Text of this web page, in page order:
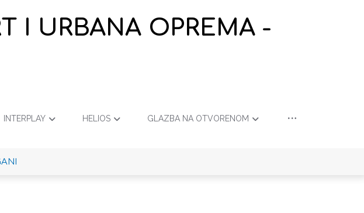
I URBANA OPREMA -
INTERPLAY HELIOS GLAZBA NA OTVORENOM